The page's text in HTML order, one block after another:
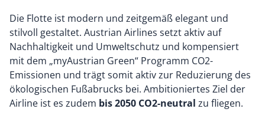
Die Flotte ist modern und zeitgemäß elegant und
stilvoll gestaltet. Austrian Airlines setzt aktiv auf
Nachhaltigkeit und Umweltschutz und kompensiert
mit dem „myAustrian Green“ Programm CO2-
Emissionen und trägt somit aktiv zur Reduzierung des
ökologischen Fußabrucks bei. Ambitioniertes Ziel der
Airline ist es zudem bis 2050 CO2-neutral zu fliegen.